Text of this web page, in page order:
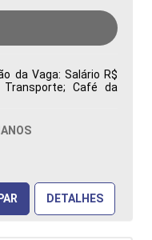
da Vaga: Salário R$
Café da
SP, Brasil Área de
Acadêmica:
DETALHES